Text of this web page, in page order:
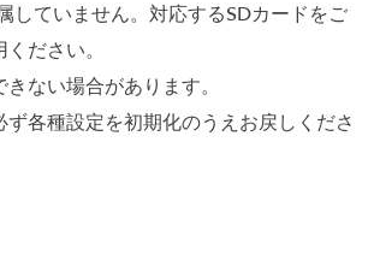
していません。対応するSDカードをご
ださい。
きない場合があります。
ず各種設定を初期化のうえお戻しくださ